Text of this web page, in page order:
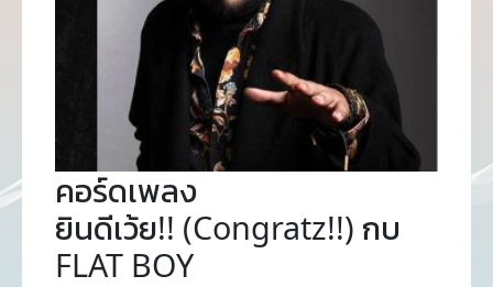
คอร์ดเพลง
ยินดีเว้ย!! (Congratz!!) กบ
FLAT BOY